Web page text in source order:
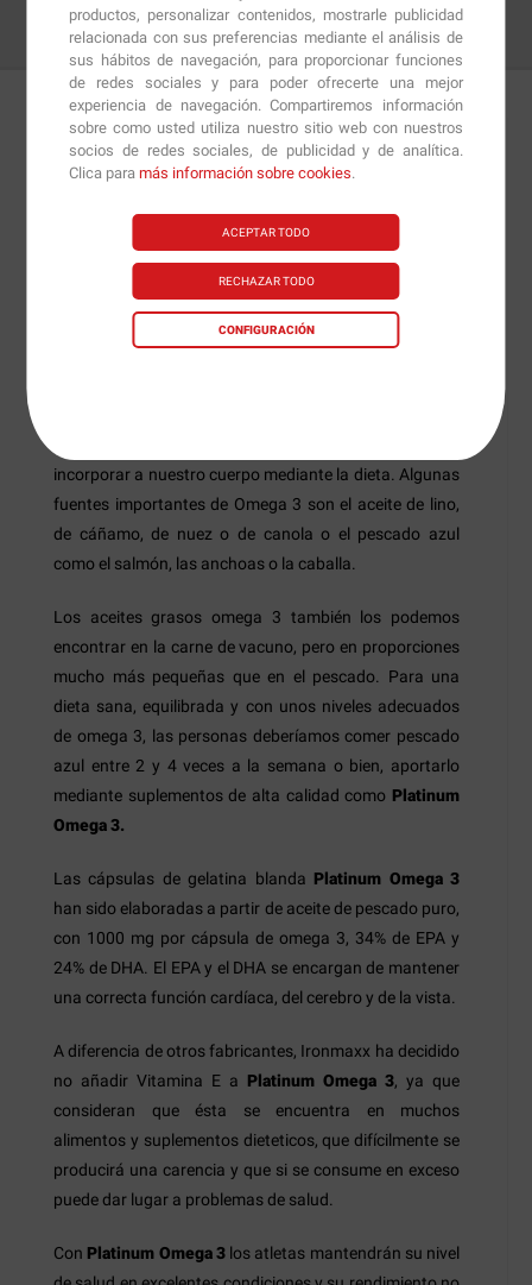
productos, personalizar contenidos, mostrarle publicidad
relacionada con sus preferencias mediante el análisis de
sus hábitos de navegación, para proporcionar funciones
de redes sociales y para poder ofrecerte una mejor
experiencia de navegación. Compartiremos información
sobre como usted utiliza nuestro sitio web con nuestros
socios de redes sociales, de publicidad y de analítica.
Clica paramás información sobre cookies.
ACEPTAR TODO
RECHAZAR TODO
CONFIGURACIÓN
Detalles Preguntas +Info
Platinum Omega 3deIronmaxxes un suplemento
elaborado a base de ácidos grasos omega 3 sin
aditivos ni rellenos innecesarios que nos ayudará a
mantener la buena salud del corazón, del cerebro y de
incorporar a nuestro cuerpo mediante la dieta. Algunas
fuentes importantes de Omega 3 son el aceite de lino,
de cáñamo, de nuez o de canola o el pescado azul
como el salmón, las anchoas o la caballa.
Los aceites grasos omega 3 también los podemos
encontrar en la carne de vacuno, pero en proporciones
mucho más pequeñas que en el pescado. Para una
dieta sana, equilibrada y con unos niveles adecuados
de omega 3, las personas deberíamos comer pescado
azul entre 2 y 4 veces a la semana o bien, aportarlo
mediante suplementos de alta calidad como Platinum
Omega 3.
Las cápsulas de gelatina blanda Platinum Omega 3
han sido elaboradas a partir de aceite de pescado puro,
con 1000 mg por cápsula de omega 3, 34% de EPA y
24% de DHA. El EPA y el DHA se encargan de mantener
una correcta función cardíaca, del cerebro y de la vista.
A diferencia de otros fabricantes, Ironmaxx ha decidido
no añadir Vitamina E a Platinum Omega 3, ya que
consideran que ésta se encuentra en muchos
alimentos y suplementos dieteticos, que difícilmente se
producirá una carencia y que si se consume en exceso
puede dar lugar a problemas de salud.
Con Platinum Omega 3los atletas mantendrán su nivel